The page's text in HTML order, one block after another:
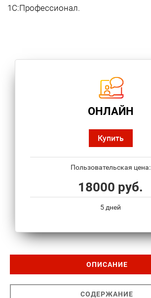
1С:Профессионал.
ОНЛАЙН
Купить
Пользовательская цена:
18000 руб.
5 дней
ОПИСАНИЕ
СОДЕРЖАНИЕ